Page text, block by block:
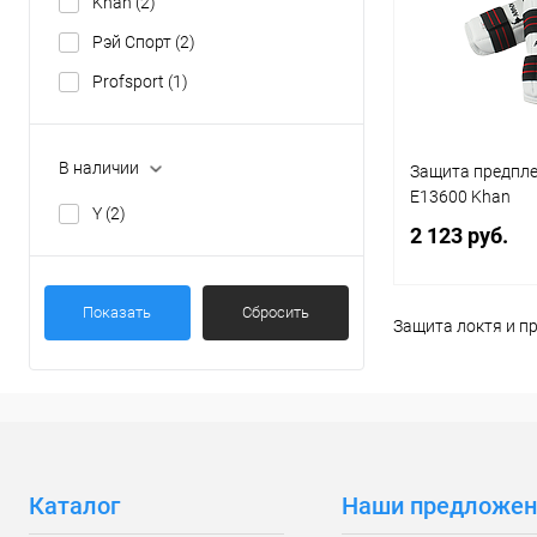
Рэй Спорт (2)
Profsport (1)
В наличии
Y (2)
Показать Сбросить
В избранное
XS
Защита
E13600 Khan
2 123 руб.
В
белый
Защита локтя и
Каталог Наши